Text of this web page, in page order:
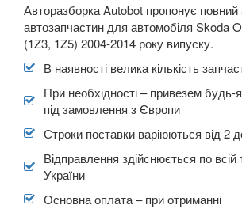
Авторазборка Autobot пропонує
автозапчастин для автомобіля Skoda
(1Z3, 1Z5) 2004-2014 року випуску.
В наявності велика кількість
При необхідності – привезем будь-
під замовлення з Європи
Строки поставки варіюються від 2
Відправлення здійснюється по всій
України
Основна оплата – при отриманні